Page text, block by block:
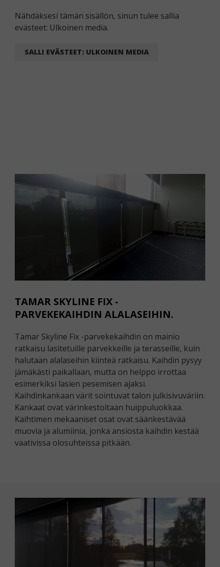
Nähdäksesi tämän sisällön, sinun tulee sallia
evästeet: Ulkoinen media.
SALLI EVÄSTEET: ULKOINEN MEDIA
TAMAR SKYLINE FIX -
PARVEKEKAIHDIN ALALASEIHIN.
Tamar Skyline Fix -parvekekaihdin on mainio
ratkaisu lasitetuille parvekkeille ja terasseille, kuin
halutaan alalaseihin kiinteä ratkaisu. Kaihdin pysyy
jämäkästi paikallaan, mutta on helppo irrottaa
esimerkiksi lasien pesemisen ajaksi.
Kaihdinkankaan värit sointuvat talon julkisivuväriin.
Kankaat ovat värinkestoltaan huippuluokkaa.
Kaihtimen mekaaniset osat ovat säänkestävää
muovia ja alumiinia, jonka ansiosta kaihdin kestää
vaativissa olosuhteissa pitkään.